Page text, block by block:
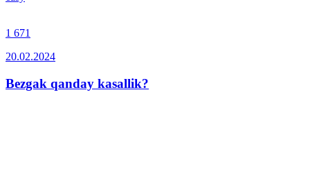
1 671
20.02.2024
Bezgak qanday kasallik?